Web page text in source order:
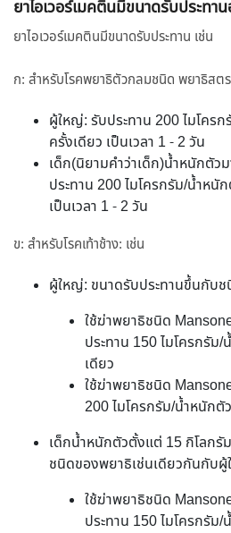
ยาไอเวอร์เมคตินมีขนาดรับประทาน
ยาไอเวอร์เมคตินมีขนาดรับประทาน เช่น
ก: สำหรับโรคพยาธิตัวกลมชนิด พยาธิสต
ผู้ใหญ่: รับประทาน 200 ไมโคร
ครั้งเดียว เป็นเวลา 1 - 2 วัน
เด็ก(นิยามคำว่าเด็ก)น้ำหนักตัว
ประทาน 200 ไมโครกรัม/น้ำหนั
เป็นเวลา 1 - 2 วัน
ข: สำหรับโรคเท้าช้าง: เช่น
ผู้ใหญ่: ขนาดรับประทานขึ้นกับ
ใช้ฆ่าพยาธิชนิด
ประทาน 150 ไมโครกรัม
เดียว
ใช้ฆ่าพยาธิชนิด
200 ไมโครกรัม/น้ำหนักตั
เด็กน้ำหนักตัวตั้งแต่ 15 กิโลกรั
ชนิดของพยาธิเช่นเดียวกันกับ
ใช้ฆ่าพยาธิชนิด
ประทาน 150 ไมโครกรัม